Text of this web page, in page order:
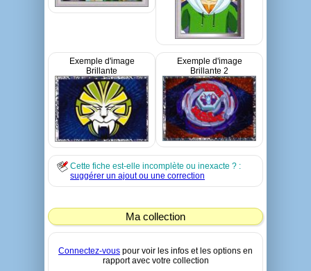
Exemple d'image
Brillante
Exemple d'image
Brillante 2
Cette fiche est-elle incomplète ou inexacte ? :
suggérer un ajout ou une correction
Ma collection
Connectez-vous pour voir les infos et les options en
rapport avec votre collection